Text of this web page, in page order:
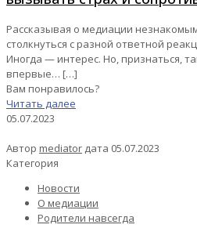
Рассказывая о медиации
столкнуться с разной ответной
Иногда — интерес. Но, признаться,
впервые… […]
Вам понравилось?
Читать далее
05.07.2023
Автор mediator дата 05.07.2023
Категория
Новости
О медиации
Родители навсегда